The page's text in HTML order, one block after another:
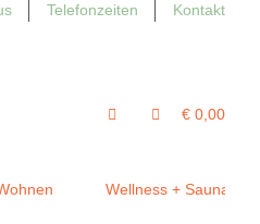
Telefonzeiten Kontakt
€ 0,00
Wellness + Sauna